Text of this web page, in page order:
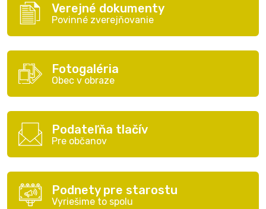
Verejné dokumenty
Povinné zverejňovanie
Fotogaléria
Obec v obraze
Podateľňa tlačív
Pre občanov
Podnety pre starostu
Vyriešime to spolu